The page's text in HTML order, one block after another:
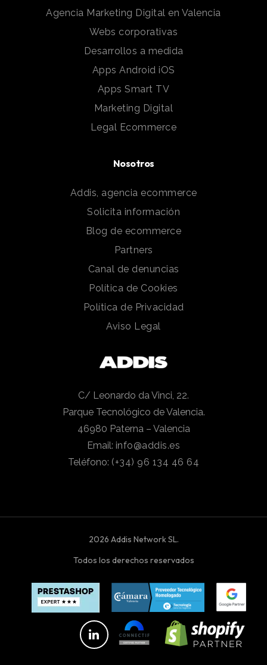
Agencia Marketing Digital en Valencia
Webs corporativas
Desarrollos a medida
Apps Android iOS
Apps Smart TV
Marketing Digital
Legal Ecommerce
Nosotros
Addis, agencia ecommerce
Solicita información
Blog de ecommerce
Partners
Canal de denuncias
Política de Cookies
Política de Privacidad
Aviso Legal
C/ Leonardo da Vinci, 22.
Parque Tecnológico de Valencia.
46980 Paterna – Valencia
Email: info@addis.es
Teléfono: (+34) 96 134 46 64
2026 Addis Network SL.
Todos los derechos reservados